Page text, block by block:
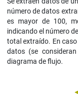
número de datos
es mayor de 100,
indicando el número
total extraído. En
datos (se
diagrama de flujo.